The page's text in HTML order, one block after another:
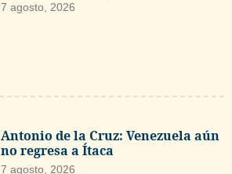
7 agosto, 2026
Antonio de la Cruz: Venezuela aún
no regresa a Ítaca
7 agosto, 2026